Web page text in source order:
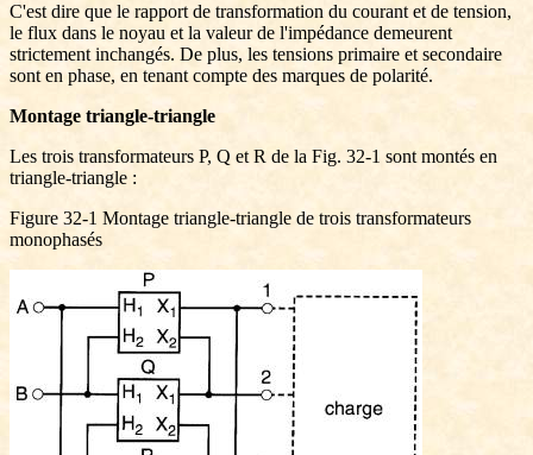
C'est dire que le rapport de transformation du courant et de tension,
le flux dans le noyau et la valeur de l'impédance demeurent
strictement inchangés. De plus, les tensions primaire et secondaire
sont en phase, en tenant compte des marques de polarité.
Montage triangle-triangle
Les trois transformateurs P, Q et R de la Fig. 32-1 sont montés en
triangle-triangle :
Figure 32-1 Montage triangle-triangle de trois transformateurs
monophasés